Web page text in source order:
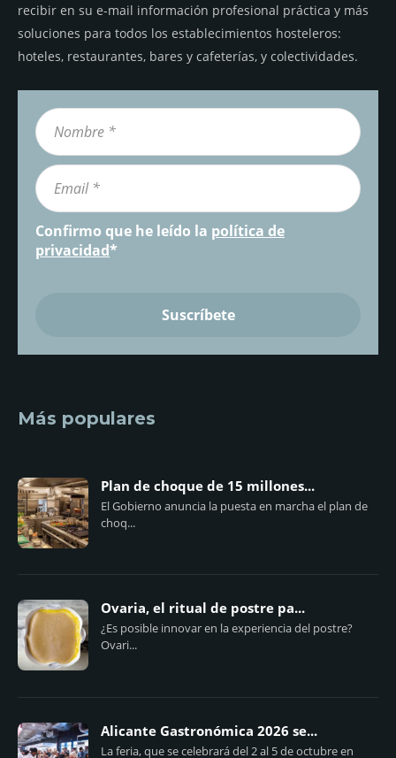
recibir en su e-mail información profesional práctica y más
soluciones para todos los establecimientos hosteleros:
hoteles, restaurantes, bares y cafeterías, y colectividades.
Confirmo que he leído la política de
privacidad*
Más populares
Plan de choque de 15 millones...
El Gobierno anuncia la puesta en marcha el plan de
choq...
Ovaria, el ritual de postre pa...
¿Es posible innovar en la experiencia del postre?
Ovari...
Alicante Gastronómica 2026 se...
La feria, que se celebrará del 2 al 5 de octubre en